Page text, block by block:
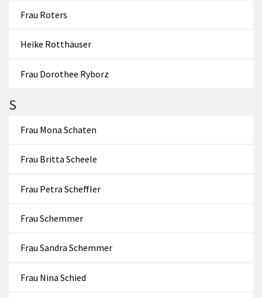
Frau Roters
Heike Rotthäuser
Frau Dorothee Ryborz
S
Frau Mona Schaten
Frau Britta Scheele
Frau Petra Scheffler
Frau Schemmer
Frau Sandra Schemmer
Frau Nina Schied